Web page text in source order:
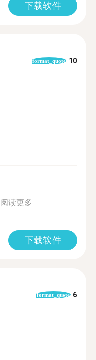
下载软件
format_quote 10
阅读更多
下载软件
format_quote 6